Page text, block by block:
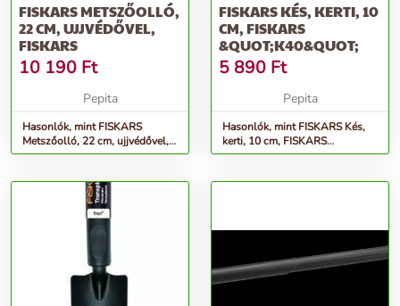
FISKARS METSZŐOLLÓ,
22 CM, UJJVÉDŐVEL,
FISKARS
10 190 Ft
Pepita
Hasonlók, mint FISKARS
Metszőolló, 22 cm, ujjvédővel,
FISKARS
FISKARS KÉS, KERTI, 10
CM, FISKARS
&QUOT;K40&QUOT;
5 890 Ft
Pepita
Hasonlók, mint FISKARS Kés,
kerti, 10 cm, FISKARS
&quot;K40&quot;